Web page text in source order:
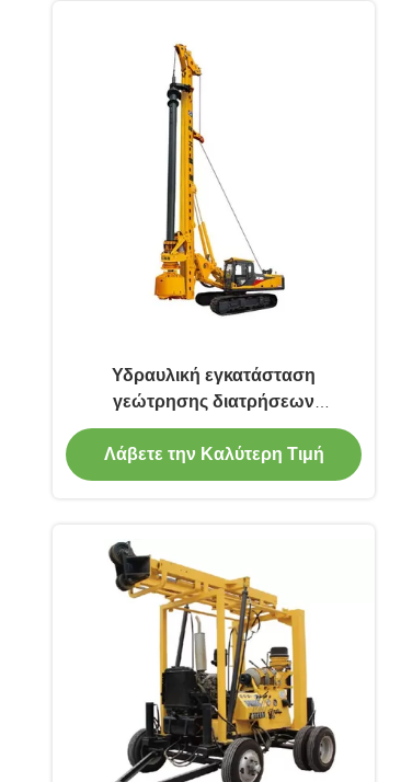
Υδραυλική εγκατάσταση
γεώτρησης διατρήσεων
γεωτρήσεων
Λάβετε την Καλύτερη Τιμή